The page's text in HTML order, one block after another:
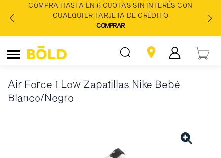
COMPRA HASTA EN 6 CUOTAS SIN INTERÉS CON
CUALQUIER TARJETA DE CRÉDITO
COMPRAR
Air Force 1 Low Zapatillas Nike Bebé
Blanco/Negro